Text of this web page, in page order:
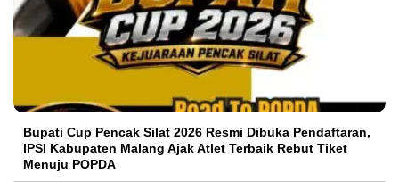
Bupati Cup Pencak Silat 2026 Resmi Dibuka Pendaftaran,
IPSI Kabupaten Malang Ajak Atlet Terbaik Rebut Tiket
Menuju POPDA